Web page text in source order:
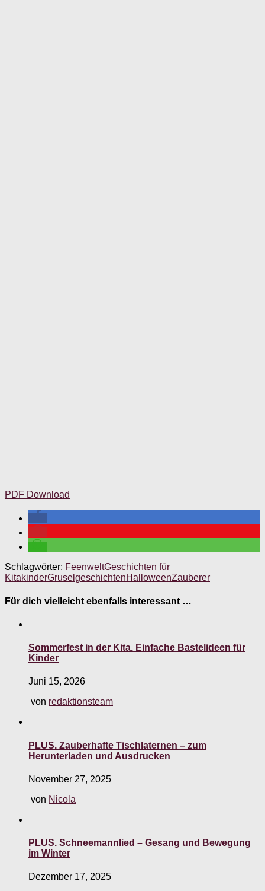
PDF Download
Schlagwörter: FeenweltGeschichten für
KitakinderGruselgeschichtenHalloweenZauberer
Für dich vielleicht ebenfalls interessant …
Sommerfest in der Kita. Einfache Bastelideen für
Kinder
Juni 15, 2026
von redaktionsteam
PLUS. Zauberhafte Tischlaternen – zum
Herunterladen und Ausdrucken
November 27, 2025
von Nicola
PLUS. Schneemannlied – Gesang und Bewegung
im Winter
Dezember 17, 2025